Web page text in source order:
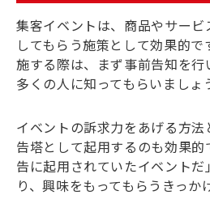
集客イベントは、商品やサー
してもらう施策として効果的
施する際は、まず事前告知を
多くの人に知ってもらいましょ
イベントの訴求力をあげる方
告塔として起用するのも効果
告に起用されていたイベント
り、興味をもってもらうきっか